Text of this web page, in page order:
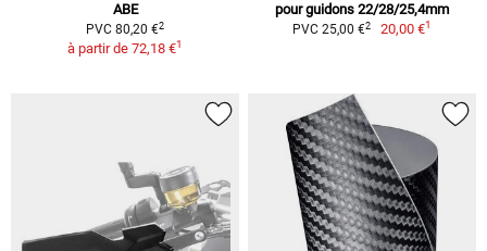
ABE
PVC 80,20 €2
à partir de 72,18 €1
pour guidons 22/28/25,4mm
PVC 25,00 €2 20,00 €1